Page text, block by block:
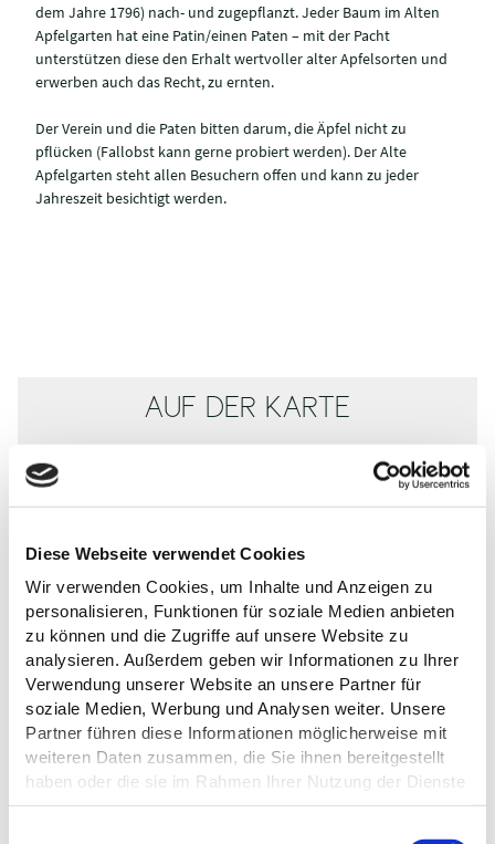
Diese Webseite verwendet Cookies
Wir verwenden Cookies, um Inhalte und Anzeigen zu
personalisieren, Funktionen für soziale Medien anbieten
zu können und die Zugriffe auf unsere Website zu
analysieren. Außerdem geben wir Informationen zu Ihrer
Verwendung unserer Website an unsere Partner für
soziale Medien, Werbung und Analysen weiter. Unsere
Partner führen diese Informationen möglicherweise mit
weiteren Daten zusammen, die Sie ihnen bereitgestellt
haben oder die sie im Rahmen Ihrer Nutzung der Dienste
gesammelt haben.
dem Jahre 1796) nach- und zugepflanzt. Jeder Baum im Alten
Apfelgarten hat eine Patin/einen Paten – mit der Pacht
unterstützen diese den Erhalt wertvoller alter Apfelsorten und
erwerben auch das Recht, zu ernten.
Der Verein und die Paten bitten darum, die Äpfel nicht zu
pflücken (Fallobst kann gerne probiert werden). Der Alte
Apfelgarten steht allen Besuchern offen und kann zu jeder
Jahreszeit besichtigt werden.
AUF DER KARTE
Prinzeninsel
24306 Plön
Tel.:+49 4522 / 9829
Anreise planen